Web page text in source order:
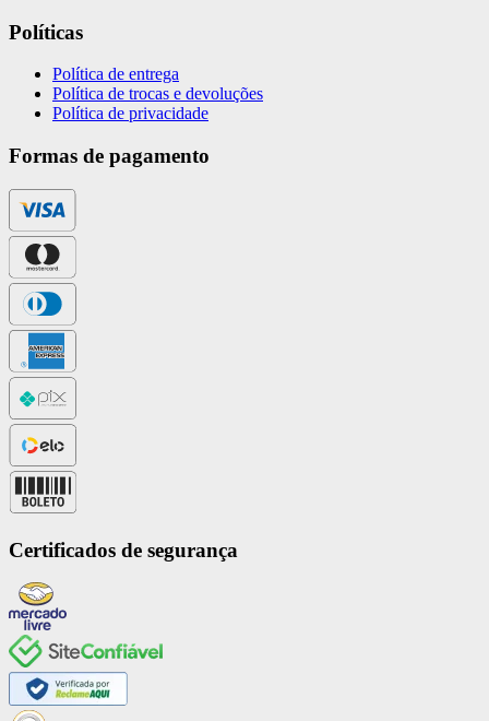
Políticas
Política de entrega
Política de trocas e devoluções
Política de privacidade
Formas de pagamento
Certificados de segurança